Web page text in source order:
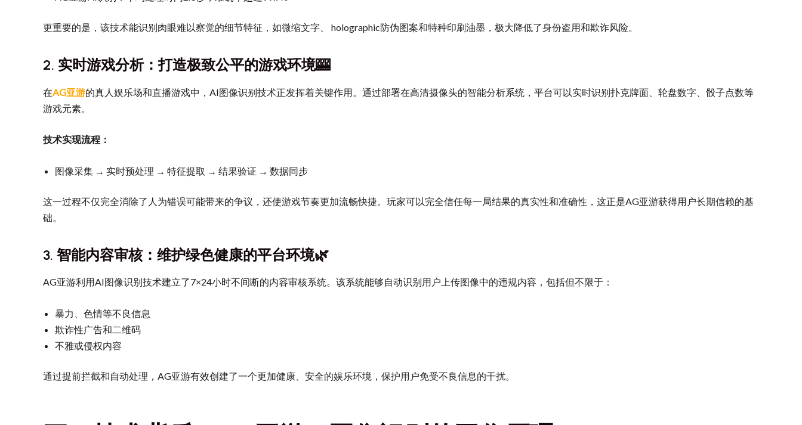
更重要的是，该技术能识别肉眼难以察觉的细节特征，如微缩文字、 holographic防伪图案和特种印刷油墨，极大降低了身份盗用和欺诈风险。
2. 实时游戏分析：打造极致公平的游戏环境🎰
在AG亚游的真人娱乐场和直播游戏中，AI图像识别技术正发挥着关键作用。通过部署在高清摄像头的智能分析系统，平台可以实时识别扑克牌面、轮盘数字、骰子点数等
游戏元素。
技术实现流程：
图像采集 → 实时预处理 → 特征提取 → 结果验证 → 数据同步
这一过程不仅完全消除了人为错误可能带来的争议，还使游戏节奏更加流畅快捷。玩家可以完全信任每一局结果的真实性和准确性，这正是AG亚游获得用户长期信赖的基
础。
3. 智能内容审核：维护绿色健康的平台环境🌿
AG亚游利用AI图像识别技术建立了7×24小时不间断的内容审核系统。该系统能够自动识别用户上传图像中的违规内容，包括但不限于：
暴力、色情等不良信息
欺诈性广告和二维码
不雅或侵权内容
通过提前拦截和自动处理，AG亚游有效创建了一个更加健康、安全的娱乐环境，保护用户免受不良信息的干扰。